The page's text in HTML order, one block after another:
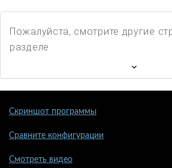
Пожалуйста, смотрите другие
разделе
Скриншот программы
Сравните конфигурации
Смотреть видео